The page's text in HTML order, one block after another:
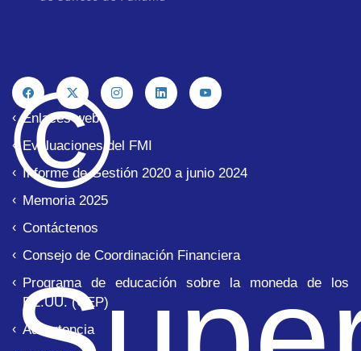
Enlaces web
Evaluaciones del FMI
Informe de Gestión 2020 a junio 2024
Memoria 2025
Contáctenos
Consejo de Coordinación Financiera
Programa de educación sobre la moneda de los
EE.UU. (CEP)
Advertencia
©